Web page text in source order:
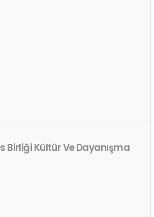
Birliği Kültür Ve Dayanışma